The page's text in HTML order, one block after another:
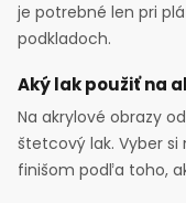
je potrebné len pri
podkladoch.
Aký lak použiť na
Na akrylové obrazy
štetcový lak. Vyber
finišom podľa toho,